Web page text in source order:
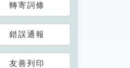
轉寄詞條
錯誤通報
友善列印